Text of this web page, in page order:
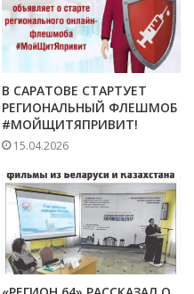
В САРАТОВЕ СТАРТУЕТ
РЕГИОНАЛЬНЫЙ ФЛЕШМОБ
#МОЙЩИТЯПРИВИТ!
15.04.2026